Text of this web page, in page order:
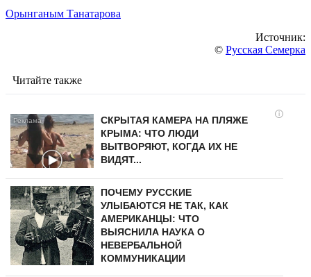
Орынганым Танатарова
Источник:
© Русская Семерка
Читайте также
i
СКРЫТАЯ КАМЕРА НА ПЛЯЖЕ
КРЫМА: ЧТО ЛЮДИ
ВЫТВОРЯЮТ, КОГДА ИХ НЕ
ВИДЯТ...
ПОЧЕМУ РУССКИЕ
УЛЫБАЮТСЯ НЕ ТАК, КАК
АМЕРИКАНЦЫ: ЧТО
ВЫЯСНИЛА НАУКА О
НЕВЕРБАЛЬНОЙ
КОММУНИКАЦИИ